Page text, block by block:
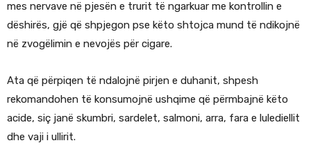
mes nervave në pjesën e trurit të ngarkuar me kontrollin e
dëshirës, gjë që shpjegon pse këto shtojca mund të ndikojnë
në zvogëlimin e nevojës për cigare.
Ata që përpiqen të ndalojnë pirjen e duhanit, shpesh
rekomandohen të konsumojnë ushqime që përmbajnë këto
acide, siç janë skumbri, sardelet, salmoni, arra, fara e lulediellit
dhe vaji i ullirit.